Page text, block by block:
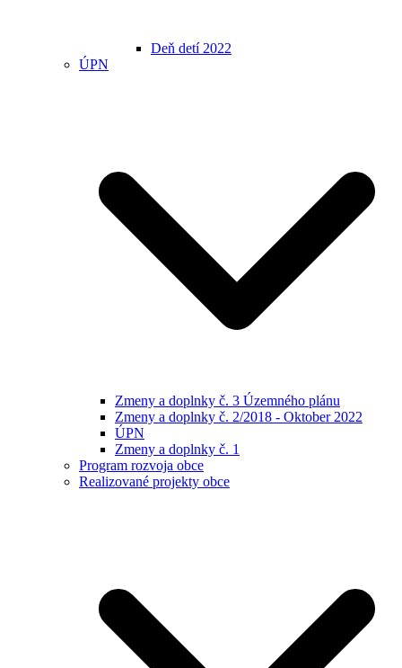
Deň detí 2022
ÚPN
Zmeny a doplnky č. 3 Územného plánu
Zmeny a doplnky č. 2/2018 - Oktober 2022
ÚPN
Zmeny a doplnky č. 1
Program rozvoja obce
Realizované projekty obce